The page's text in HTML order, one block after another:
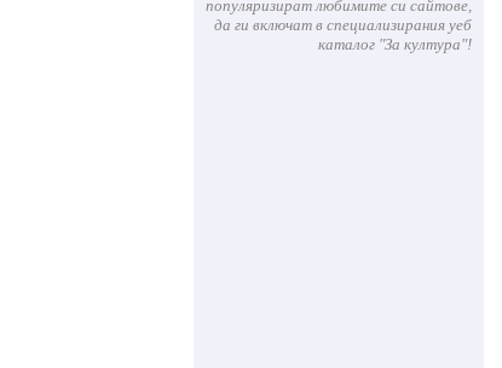
популяризират любимите си сайтове,
да ги включат в специализирания уеб
каталог "За култура"!